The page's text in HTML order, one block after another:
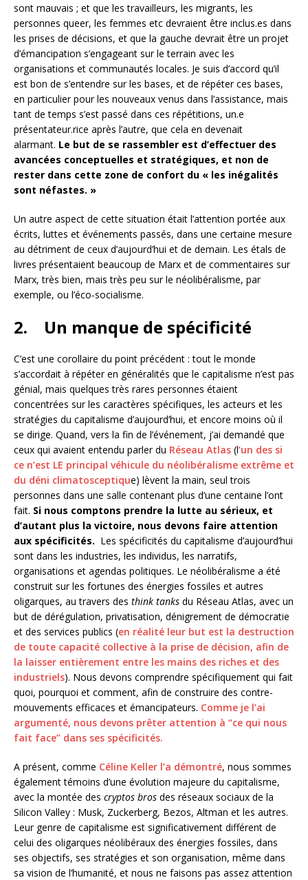
sont mauvais ; et que les travailleurs, les migrants, les
personnes queer, les femmes etc devraient être inclus.es dans
les prises de décisions, et que la gauche devrait être un projet
d’émancipation s’engageant sur le terrain avec les
organisations et communautés locales. Je suis d’accord qu’il
est bon de s’entendre sur les bases, et de répéter ces bases,
en particulier pour les nouveaux venus dans l’assistance, mais
tant de temps s’est passé dans ces répétitions, un.e
présentateur.rice après l’autre, que cela en devenait
alarmant. Le but de se rassembler est d’effectuer des
avancées conceptuelles et stratégiques, et non de
rester dans cette zone de confort du « les inégalités
sont néfastes. »
Un autre aspect de cette situation était l’attention portée aux
écrits, luttes et événements passés, dans une certaine mesure
au détriment de ceux d’aujourd’hui et de demain. Les étals de
livres présentaient beaucoup de Marx et de commentaires sur
Marx, très bien, mais très peu sur le néolibéralisme, par
exemple, ou l’éco-socialisme.
2. Un manque de spécificité
C’est une corollaire du point précédent : tout le monde
s’accordait à répéter en généralités que le capitalisme n’est pas
génial, mais quelques très rares personnes étaient
concentrées sur les caractères spécifiques, les acteurs et les
stratégies du capitalisme d’aujourd’hui, et encore moins où il
se dirige. Quand, vers la fin de l’événement, j’ai demandé que
ceux qui avaient entendu parler du Réseau Atlas (l’un des si
ce n’est LE principal véhicule du néolibéralisme extrême et
du déni climatosceptique) lèvent la main, seul trois
personnes dans une salle contenant plus d’une centaine l’ont
fait. Si nous comptons prendre la lutte au sérieux, et
d’autant plus la victoire, nous devons faire attention
aux spécificités. Les spécificités du capitalisme d’aujourd’hui
sont dans les industries, les individus, les narratifs,
organisations et agendas politiques. Le néolibéralisme a été
construit sur les fortunes des énergies fossiles et autres
oligarques, au travers des think tanks du Réseau Atlas, avec un
but de dérégulation, privatisation, dénigrement de démocratie
et des services publics (en réalité leur but est la destruction
de toute capacité collective à la prise de décision, afin de
la laisser entièrement entre les mains des riches et des
industriels). Nous devons comprendre spécifiquement qui fait
quoi, pourquoi et comment, afin de construire des contre-
mouvements efficaces et émancipateurs. Comme je l’ai
argumenté, nous devons prêter attention à “ce qui nous
fait face” dans ses spécificités.
A présent, comme Céline Keller l’a démontré, nous sommes
également témoins d’une évolution majeure du capitalisme,
avec la montée des cryptos bros des réseaux sociaux de la
Silicon Valley : Musk, Zuckerberg, Bezos, Altman et les autres.
Leur genre de capitalisme est significativement différent de
celui des oligarques néolibéraux des énergies fossiles, dans
ses objectifs, ses stratégies et son organisation, même dans
sa vision de l’humanité, et nous ne faisons pas assez attention